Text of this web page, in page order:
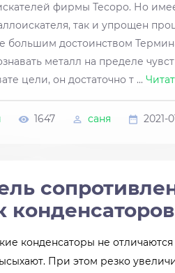
фирмы Тесоро. Но
так и упрощен
большим достоинством
металл на пределе
цели, он достаточно т ...
1647 саня 2021-
конденсаторов
конденсаторы не
При этом резко